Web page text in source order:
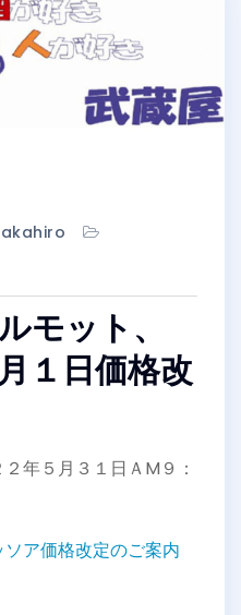
モット、
１日価格改
年５月３１日ＡM９：
ア価格改定のご案内